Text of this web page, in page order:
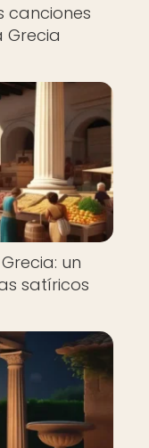
canciones
un
satíricos